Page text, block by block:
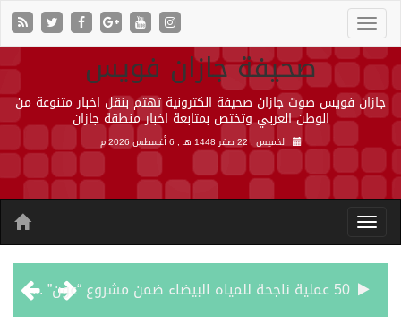
صحيفة جازان فويس
جازان فويس صوت جازان صحيفة الكترونية تهتم بنقل اخبار متنوعة من
الوطن العربي وتختص بمتابعة اخبار منطقة جازان
الخميس , 22 صفر 1448 هـ , 6 أغسطس 2026 م
50 عملية ناجحة للمياه البيضاء ضمن مشروع “عون” في جازان